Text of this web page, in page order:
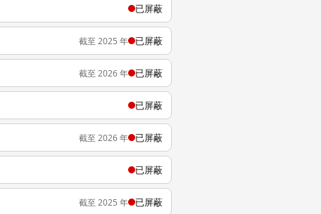
已屏蔽
截至 2025 年 已屏蔽
截至 2026 年 已屏蔽
已屏蔽
截至 2026 年 已屏蔽
已屏蔽
截至 2025 年 已屏蔽